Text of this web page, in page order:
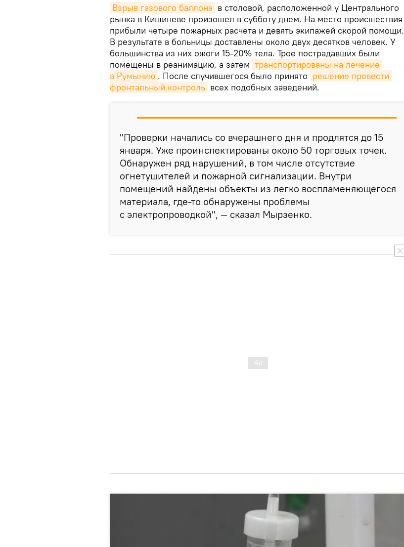
Взрыв газового баллона в столовой, расположенной у Центрального
рынка в Кишиневе произошел в субботу днем. На место происшествия
прибыли четыре пожарных расчета и девять экипажей скорой помощи.
В результате в больницы доставлены около двух десятков человек. У
большинства из них ожоги 15-20% тела. Трое пострадавших были
помещены в реанимацию, а затем транспортированы на лечение
в Румынию . После случившегося было принято решение провести
фронтальный контроль всех подобных заведений.
"Проверки начались со вчерашнего дня и продлятся до 15
января. Уже проинспектированы около 50 торговых точек.
Обнаружен ряд нарушений, в том числе отсутствие
огнетушителей и пожарной сигнализации. Внутри
помещений найдены объекты из легко воспламеняющегося
материала, где-то обнаружены проблемы
с электропроводкой", — сказал Мырзенко.